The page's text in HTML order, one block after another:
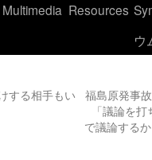
Multimedia Resources
ウ
する相手もい
福島原発事
「議論を
で議論する